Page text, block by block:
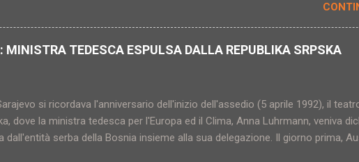
25 anni, viveva a Novi Pazar (capoluogo del Sangiaccato serbo,
bosniaco-musulmana) ed era conosciuto col nome religioso di Salahudin.
dalla stessa guardia di sicurezza che aveva attaccato e gravemente ferito.
MINISTRA TEDESCA ESPULSA DALLA REPUBLIKA SRPSKA
si ricordava l'anniversario dell'inizio dell'assedio (5 aprile 1992), il
dove la ministra tedesca per l'Europa ed il Clima, Anna Luhrmann, veniva
serba della Bosnia insieme alla sua delegazione. Il giorno prima,